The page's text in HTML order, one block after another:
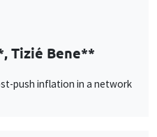
Tizié Bene**
push inflation in a network